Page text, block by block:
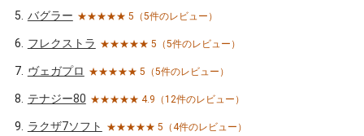
バグラー ★★★★★ 5（5件のレビュー）
フレクストラ ★★★★★ 5（5件のレビュー）
ヴェガプロ ★★★★★ 5（5件のレビュー）
テナジー80 ★★★★★ 4.9（12件のレビュー）
ラクザ7ソフト ★★★★★ 5（4件のレビュー）